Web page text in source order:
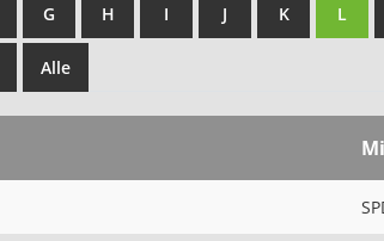
G H I J K L
Alle